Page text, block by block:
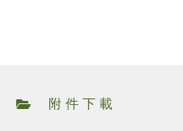
附件下載